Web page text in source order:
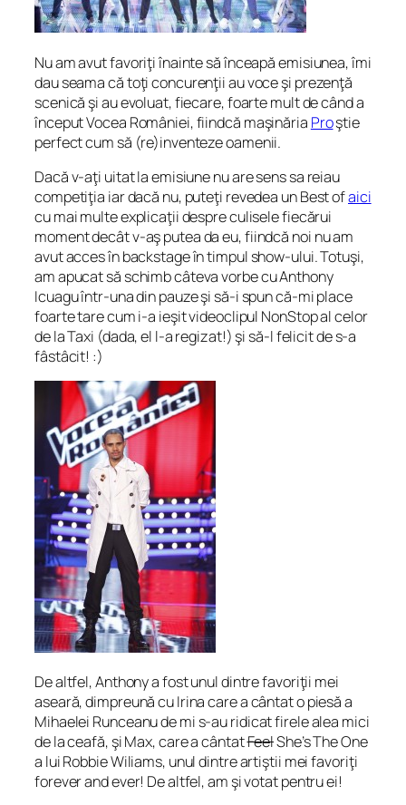
Nu am avut favoriţi înainte să înceapă emisiunea, îmi
dau seama că toţi concurenţii au voce şi prezenţă
scenică şi au evoluat, fiecare, foarte mult de când a
început Vocea României, fiindcă maşinăria Proştie
perfect cum să (re)inventeze oamenii.
Dacă v-aţi uitat la emisiune nu are sens sa reiau
competiţia iar dacă nu, puteţi revedea un Best ofaici
cu mai multe explicaţii despre culisele fiecărui
moment decât v-aş putea da eu, fiindcă noi nu am
avut acces în backstage în timpul show-ului. Totuşi,
am apucat să schimb câteva vorbe cu Anthony
Icuagu într-una din pauze şi să-i spun că-mi place
foarte tare cum i-a ieşit videoclipul NonStop al celor
de la Taxi (dada, el l-a regizat!) şi să-l felicit de s-a
fâstâcit! :)
De altfel, Anthony a fost unul dintre favoriţii mei
aseară, dimpreună cu Irina care a cântat o piesă a
Mihaelei Runceanu de mi s-au ridicat firele alea mici
de la ceafă, şi Max, care a cântatFeelShe’s The One
a lui Robbie Wiliams, unul dintre artiştii mei favoriţi
forever and ever! De altfel, am şi votat pentru ei!